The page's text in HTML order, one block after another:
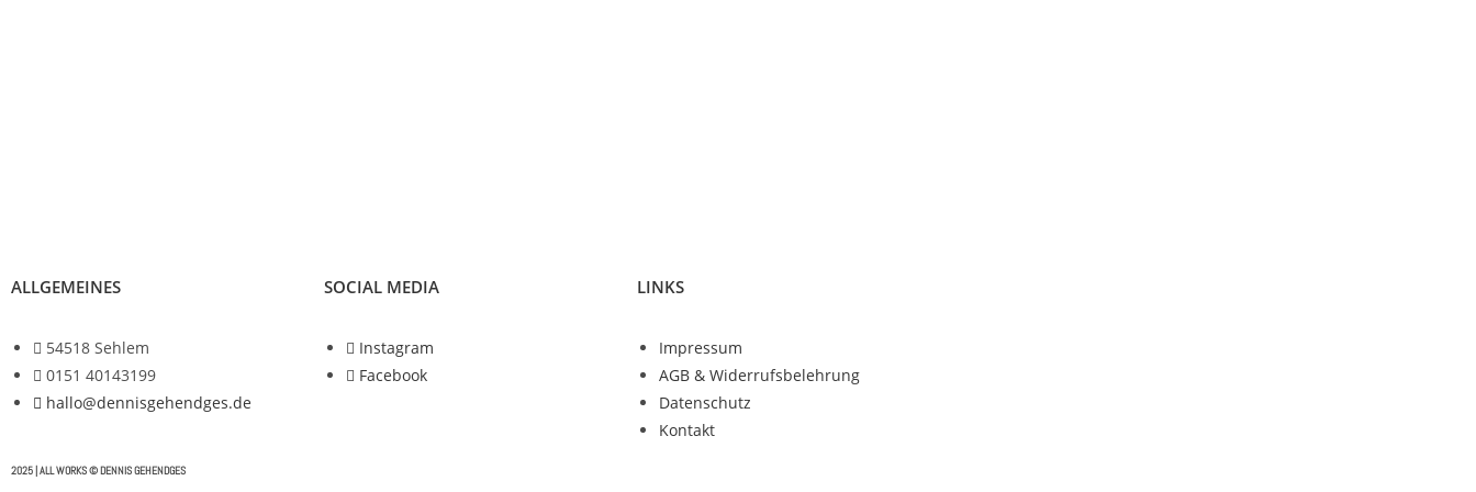
ALLGEMEINES
54518 Sehlem
0151 40143199
hallo@dennisgehendges.de
2025 | ALL WORKS © DENNIS GEHENDGES
SOCIAL MEDIA
Instagram
Facebook
LINKS
Impressum
AGB & Widerrufsbelehrung
Datenschutz
Kontakt